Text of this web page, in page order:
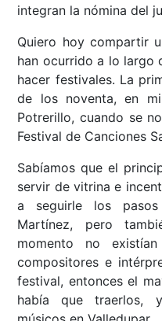
integran la nómina del
Quiero hoy compartir
han ocurrido a lo largo
hacer festivales. La
de los noventa, en
Potrerillo, cuando se
Festival de Canciones
Sabíamos que el
servir de vitrina e
a seguirle los
Martínez, pero
momento no
compositores e
festival, entonces el
había que traerlos,